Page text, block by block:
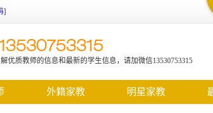
]
教网隆重上线，欢迎光临！
优质教师的信息和最新的学生信息，请加微信13530753315
外籍家教 明星家教